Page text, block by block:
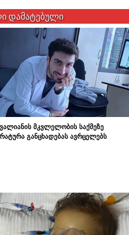
დამატებული
მკვლელობის საქმეზე
განცხადებას ავრცელებს